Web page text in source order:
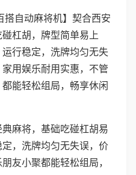
搭自动麻将机】契合西安
杠胡，牌型简单易上
行稳定，洗牌均匀无失
用娱乐耐用实惠，不管
能轻松组局，畅享休闲
麻将，基础吃碰杠胡易
定，洗牌均匀无失误，价
友小聚都能轻松组局，